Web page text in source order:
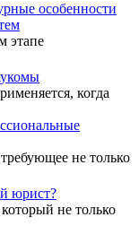
особенности
этапе
когда
не только
юрист?
не только